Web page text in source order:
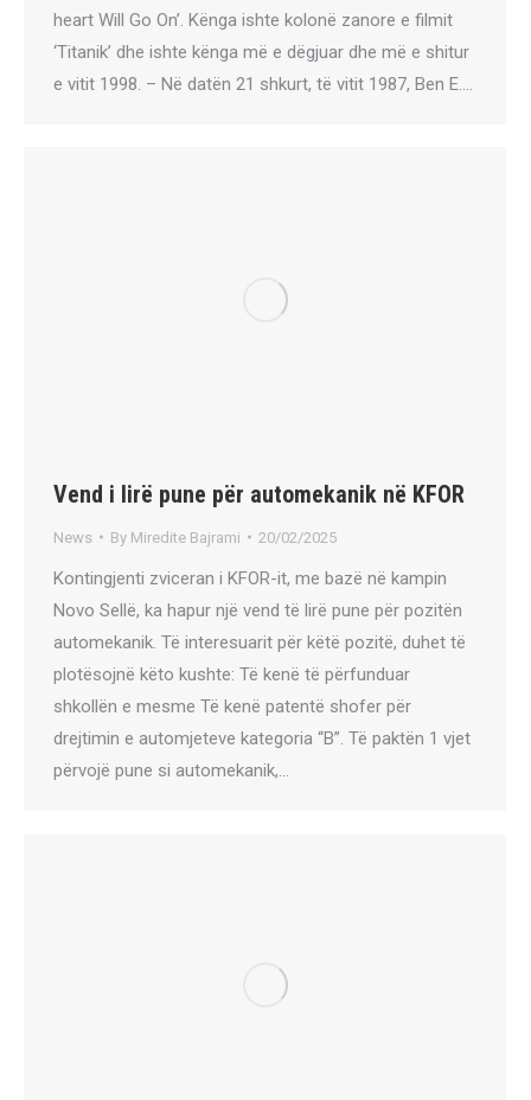
heart Will Go On’. Kënga ishte kolonë zanore e filmit
‘Titanik’ dhe ishte kënga më e dëgjuar dhe më e shitur
e vitit 1998. – Në datën 21 shkurt, të vitit 1987, Ben E.…
Vend i lirë pune për automekanik në KFOR
News By Miredite Bajrami 20/02/2025
Kontingjenti zviceran i KFOR-it, me bazë në kampin
Novo Sellë, ka hapur një vend të lirë pune për pozitën
automekanik. Të interesuarit për këtë pozitë, duhet të
plotësojnë këto kushte: Të kenë të përfunduar
shkollën e mesme Të kenë patentë shofer për
drejtimin e automjeteve kategoria “B”. Të paktën 1 vjet
përvojë pune si automekanik,…